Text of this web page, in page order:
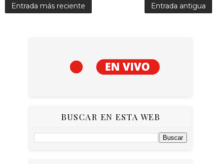
Entrada más reciente Entrada antigua
BUSCAR EN ESTA WEB